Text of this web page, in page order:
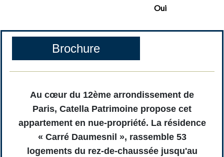
Oui
Brochure
Au cœur du 12ème arrondissement de
Paris, Catella Patrimoine propose cet
appartement en nue-propriété. La résidence
« Carré Daumesnil », rassemble 53
logements du rez-de-chaussée jusqu'au